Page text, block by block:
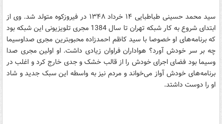
سید محمد حسینی طباطبایی ۱۴ خرداد ۱۳۴۸ در فیروزکوه متولد شد. وی از
ابتدای شروع به کار شبکه تهران تا سال 1384 مجری تلویزیونی این شبکه بود
که برنامه‌های او خصوصا با سید کاظم احمدزاده محبوبترین مجری صداوسیما
چه بر سر خودش آورد؟ هواداران فراوان زیادی داشت. او اولین مجری صدا
وسیما بود فضای اجرای خودش را از قالب خشک و جدی خارج کرد و اغلب در
برنامه‌های خودش آواز می‌خواند و مردم نیز به واسطه این سبک جدید و شاد
او را دوست داشتد.